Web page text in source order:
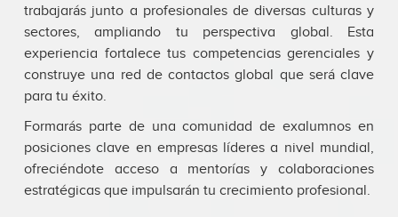
trabajarás junto a profesionales de diversas culturas y
sectores, ampliando tu perspectiva global. Esta
experiencia fortalece tus competencias gerenciales y
construye una red de contactos global que será clave
para tu éxito.
Formarás parte de una comunidad de exalumnos en
posiciones clave en empresas líderes a nivel mundial,
ofreciéndote acceso a mentorías y colaboraciones
estratégicas que impulsarán tu crecimiento profesional.